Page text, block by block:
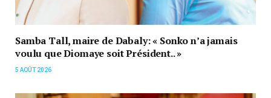
Samba Tall, maire de Dabaly: « Sonko n’a jamais
voulu que Diomaye soit Président.. »
5 AOÛT 2026